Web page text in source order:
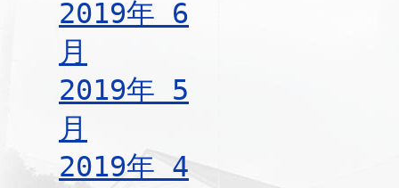
2019年 6
月
2019年 5
月
2019年 4